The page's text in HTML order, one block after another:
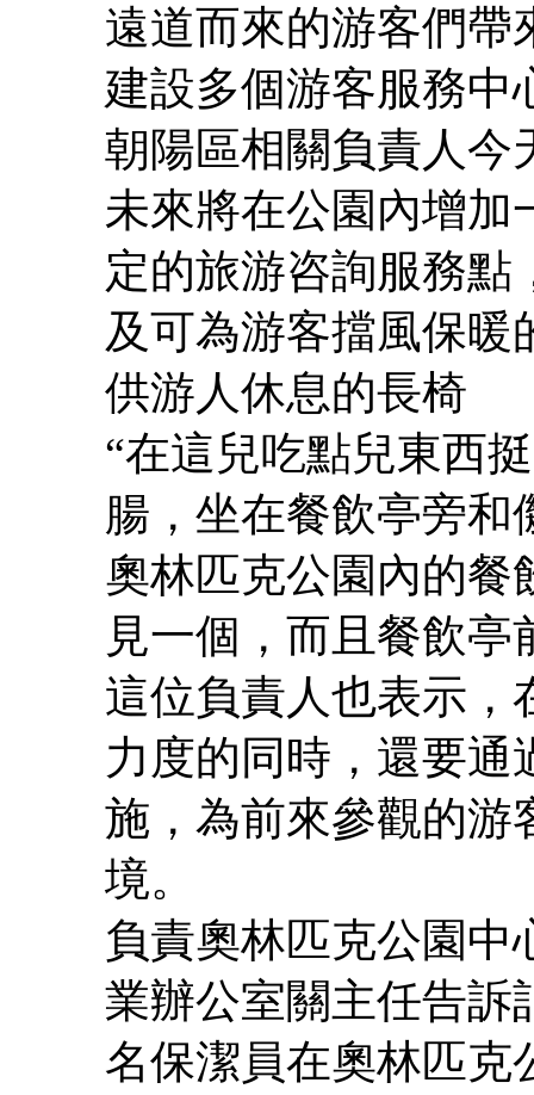
遠道而來的游客們帶
建設多個游客服務中
朝陽區相關負責人今
未來將在公園內增加
定的旅游咨詢服務點
及可為游客擋風保暖
供游人休息的長椅
“在這兒吃點兒東西
腸，坐在餐飲亭旁和
奧林匹克公園內的餐
見一個，而且餐飲
這位負責人也表示，
力度的同時，還要通
施，為前來參觀的游
境。
負責奧林匹克公園中
業辦公室關主任告訴
名保潔員在奧林匹克